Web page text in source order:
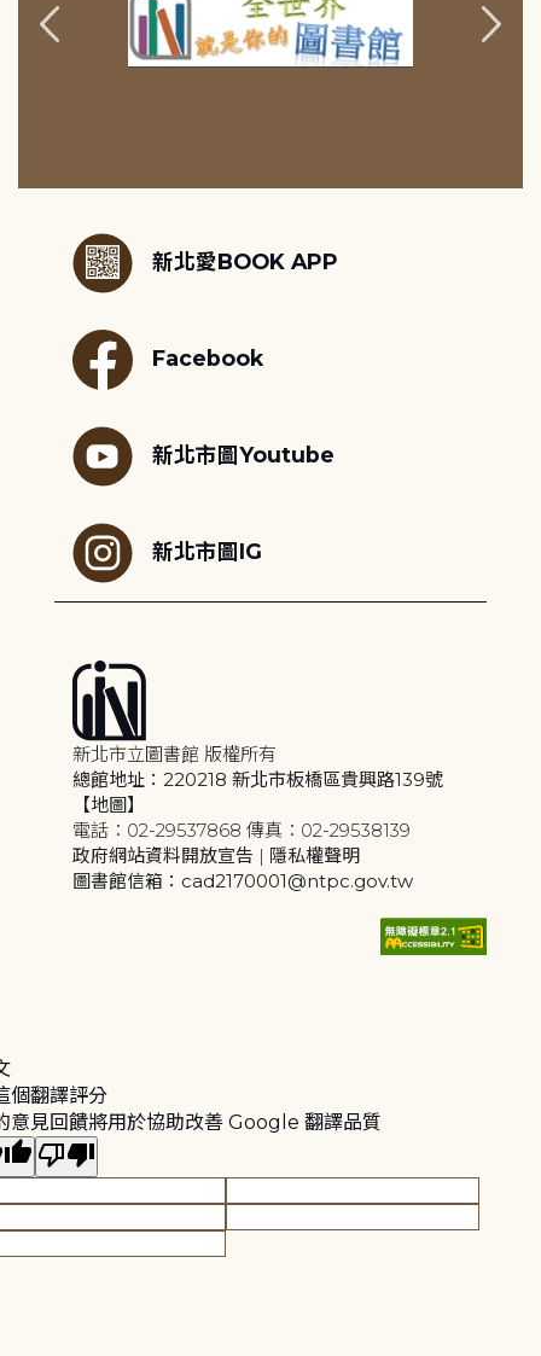
新北愛BOOK APP
Facebook
新北市圖Youtube
新北市圖IG
新北市立圖書館 版權所有
總館地址：220218 新北市板橋區貴興路139號
【地圖】
電話：02-29537868 傳真：02-29538139
政府網站資料開放宣告 | 隱私權聲明
圖書館信箱：cad2170001@ntpc.gov.tw
個翻譯評分
意見回饋將用於協助改善 Google 翻譯品質